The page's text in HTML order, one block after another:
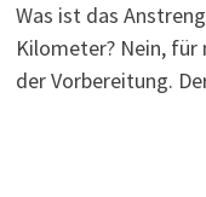
Was ist das
Kilometer? Nein,
der Vorbereitung.